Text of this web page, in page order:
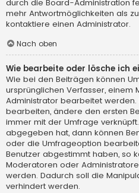
durch die Board-Administration
mehr Antwortmöglichkeiten als
kontaktiere einen Administrator.
Nach oben
Wie bearbeite oder lösche ich
Wie bei den Beiträgen können
ursprünglichen Verfasser, einem
Administrator bearbeitet werden.
bearbeiten, ändere den ersten
immer mit der Umfrage
abgegeben hat, dann können
oder die Umfrageoption
Benutzer abgestimmt haben, so
Moderatoren oder
werden. Dadurch soll die
verhindert werden.